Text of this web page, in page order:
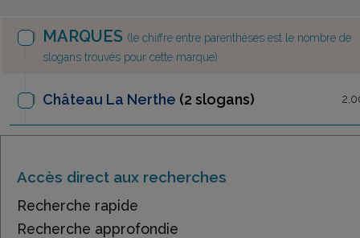
MARQUES (le chiffre entre parenthèses est le nombre de
slogans trouvés pour cette marque)
Château La Nerthe (2 slogans)
Accès direct aux recherches
Recherche rapide
Recherche approfondie